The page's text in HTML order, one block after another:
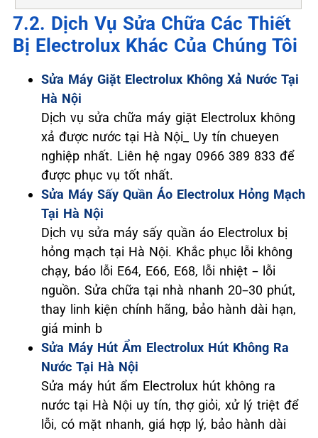
7.2. Dịch Vụ Sửa Chữa Các Thiết
Bị Electrolux Khác Của Chúng Tôi
Sửa Máy Giặt Electrolux Không Xả Nước Tại
Hà Nội
Dịch vụ sửa chữa máy giặt Electrolux không
xả được nước tại Hà Nội_ Uy tín chueyen
nghiệp nhất. Liên hệ ngay 0966 389 833 để
được phục vụ tốt nhất.
Sửa Máy Sấy Quần Áo Electrolux Hỏng Mạch
Tại Hà Nội
Dịch vụ sửa máy sấy quần áo Electrolux bị
hỏng mạch tại Hà Nội. Khắc phục lỗi không
chạy, báo lỗi E64, E66, E68, lỗi nhiệt – lỗi
nguồn. Sửa chữa tại nhà nhanh 20–30 phút,
thay linh kiện chính hãng, bảo hành dài hạn,
giá minh b
Sửa Máy Hút Ẩm Electrolux Hút Không Ra
Nước Tại Hà Nội
Sửa máy hút ẩm Electrolux hút không ra
nước tại Hà Nội uy tín, thợ giỏi, xử lý triệt để
lỗi, có mặt nhanh, giá hợp lý, bảo hành dài